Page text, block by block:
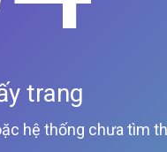
trang
hệ thống chưa tìm